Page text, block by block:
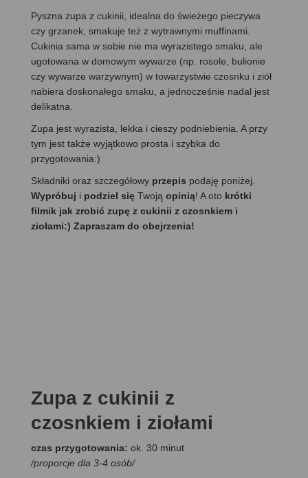
Pyszna zupa z cukinii, idealna do świeżego pieczywa
czy grzanek, smakuje też z wytrawnymi muffinami.
Cukinia sama w sobie nie ma wyrazistego smaku, ale
ugotowana w domowym wywarze (np. rosole, bulionie
czy wywarze warzywnym) w towarzystwie czosnku i ziół
nabiera doskonałego smaku, a jednocześnie nadal jest
delikatna.
Zupa jest wyrazista, lekka i cieszy podniebienia. A przy
tym jest także wyjątkowo prosta i szybka do
przygotowania:)
Składniki oraz szczegółowy przepis podaję poniżej.
Wypróbuj i podziel się Twoją opinią! A oto krótki
filmik jak zrobić zupę z cukinii z czosnkiem i
ziołami:) Zapraszam do obejrzenia!
Zupa z cukinii z
czosnkiem i ziołami
czas przygotowania: ok. 30 minut
/proporcje dla 3-4 osób/